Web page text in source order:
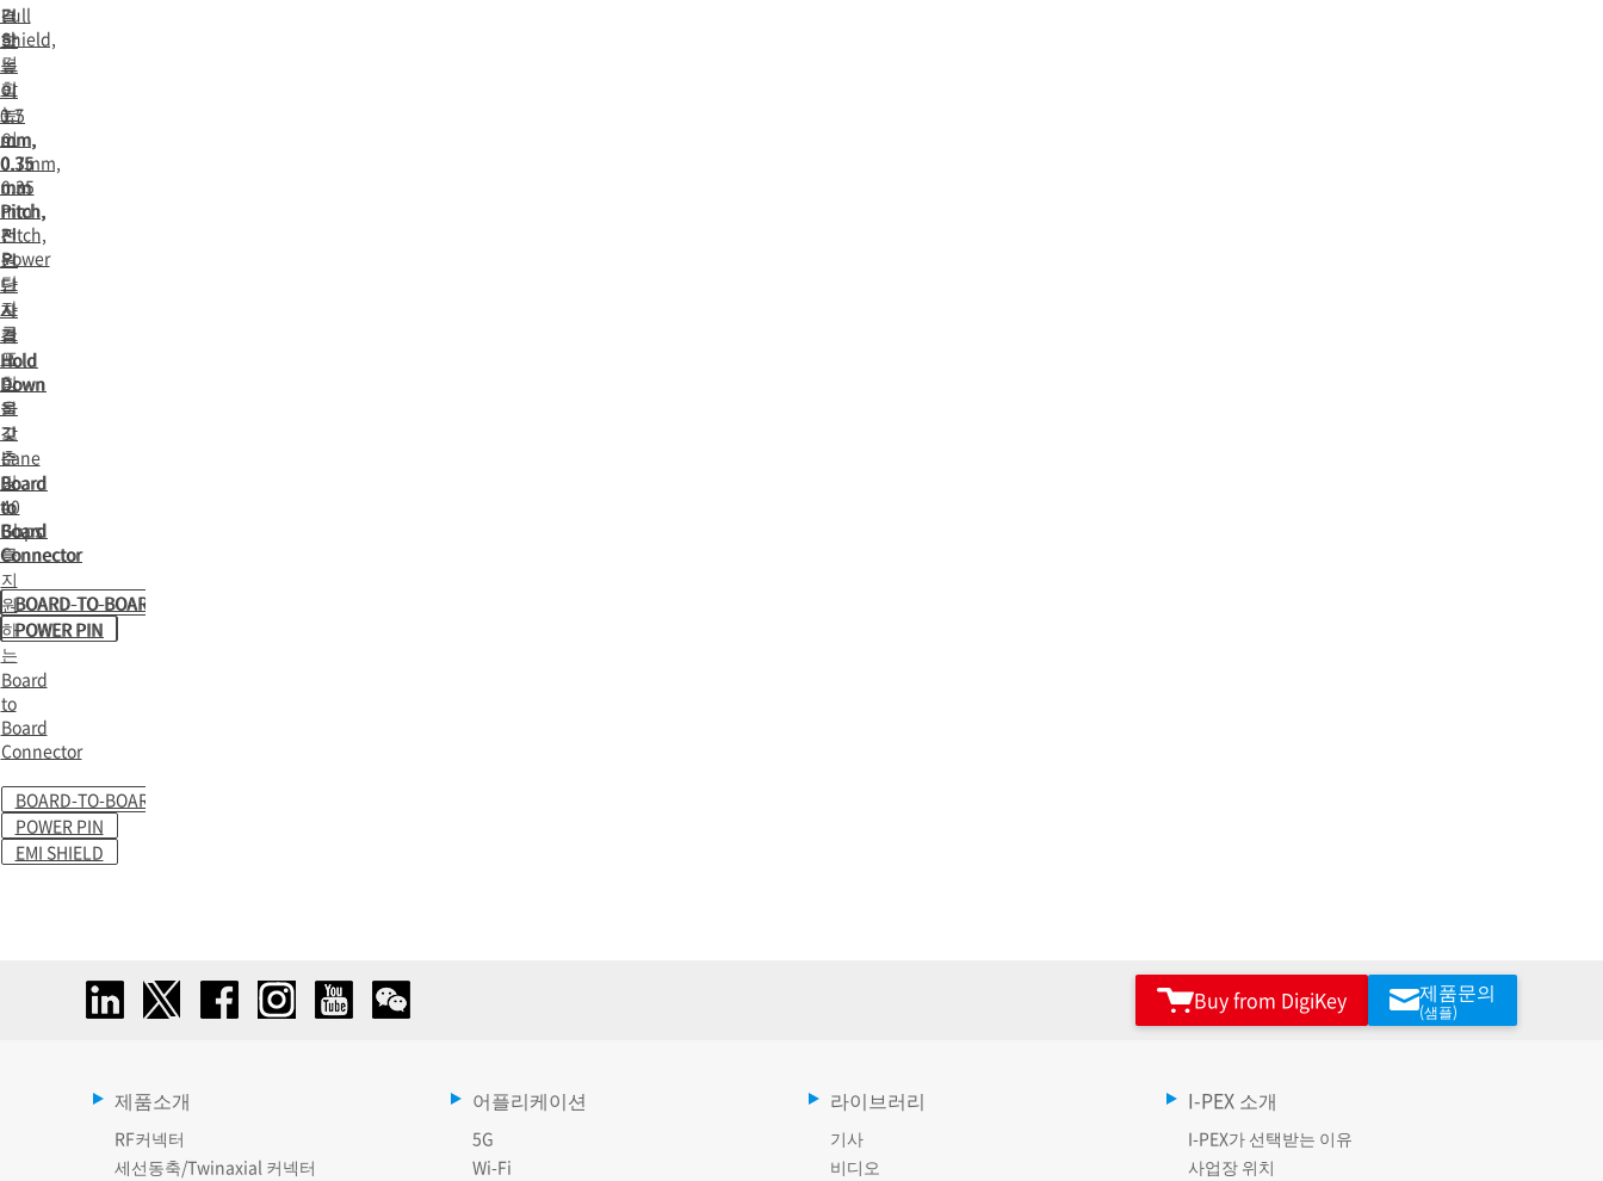
결
합
높
이
0.7
mm,
0.35
mm
Pitch,
전
원
단
자
겸
Hold
Down
을
갖
춘
Board
to
Board
Connector
BOARD-TO-BOARD
POWER PIN
Full
Shield,
결
합
높
이
0.7mm,
0.35
mm
Pitch,
Power
단
자
를
포
함
하
고
Lane
당
40
Gbps
를
지
원
하
는
Board
to
Board
Connector
BOARD-TO-BOARD
POWER PIN
EMI SHIELD
결
합
높
이
1.5
mm,
0.35
mm
Pitch,
전
원
단
자
겸
Hold
Down
을
갖
춘
Board
to
Board
Connector
BOARD-TO-BOARD
POWER PIN
Buy from DigiKey 제품문의
(샘플)
제품소개
RF커넥터
세선동축/Twinaxial 커넥터
어플리케이션
5G
Wi-Fi
라이브러리
기사
비디오
I-PEX 소개
I-PEX가 선택받는 이유
사업장 위치